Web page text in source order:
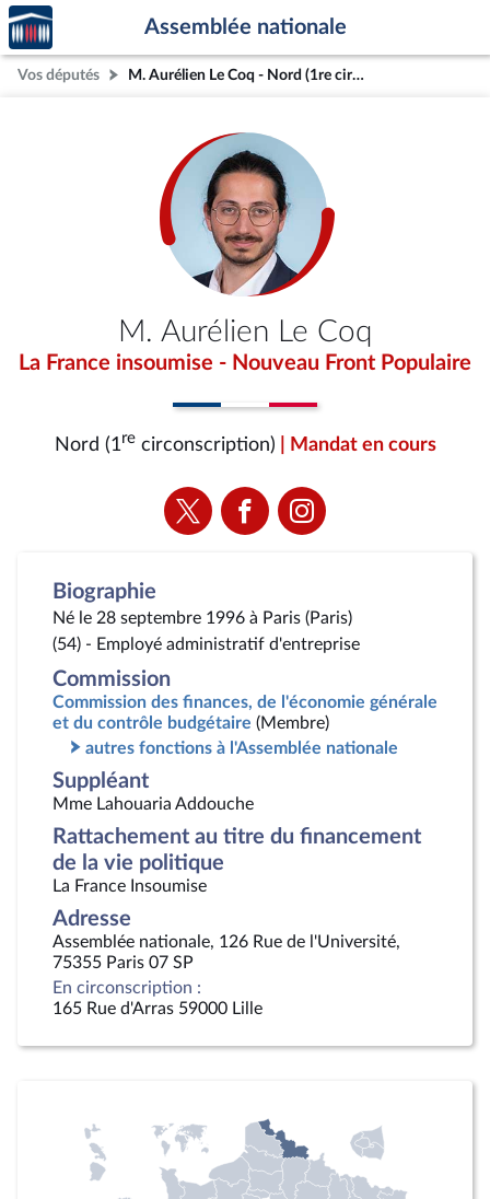
Aller au contenu
Aller en bas de la page
Accèder
à la
page
d'accueil
Assemblée nationale
Vos députés M. Aurélien Le Coq - Nord (1re circonscription)
M. Aurélien Le Coq
La France insoumise - Nouveau Front Populaire
Nord (1recirconscription) | Mandat en cours
Voir
la
Voir
la
Voir
la
Biographie
Né le 28 septembre 1996 à Paris (Paris)
(54) - Employé administratif d'entreprise
Commission
Commission des finances, de l'économie générale
et du contrôle budgétaire (Membre)
autres fonctions à l'Assemblée nationale
Suppléant
Mme Lahouaria Addouche
Rattachement au titre du financement
de la vie politique
La France Insoumise
Adresse
Assemblée nationale, 126 Rue de l'Université,
75355 Paris 07 SP
En circonscription :
165 Rue d'Arras 59000 Lille